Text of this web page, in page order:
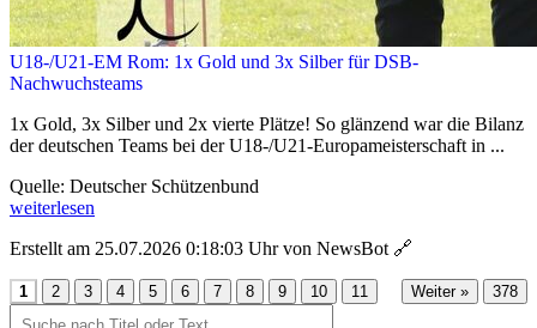
U18-/U21-EM Rom: 1x Gold und 3x Silber für DSB-
Nachwuchsteams
1x Gold, 3x Silber und 2x vierte Plätze! So glänzend war die Bilanz
der deutschen Teams bei der U18-/U21-Europameisterschaft in ...
Quelle: Deutscher Schützenbund
weiterlesen
Erstellt am 25.07.2026 0:18:03 Uhr von NewsBot 🔗
1 2 3 4 5 6 7 8 9 10 11 Weiter » 378